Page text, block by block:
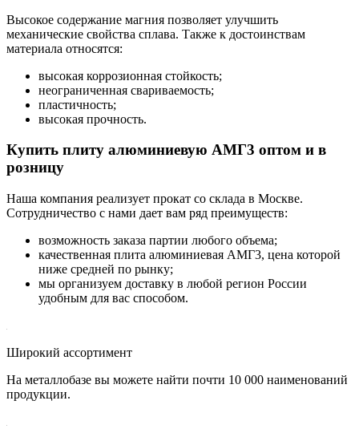
Высокое содержание магния позволяет улучшить
механические свойства сплава. Также к достоинствам
материала относятся:
высокая коррозионная стойкость;
неограниченная свариваемость;
пластичность;
высокая прочность.
Купить плиту алюминиевую АМГ3 оптом и в
розницу
Наша компания реализует прокат со склада в Москве.
Сотрудничество с нами дает вам ряд преимуществ:
возможность заказа партии любого объема;
качественная плита алюминиевая АМГ3, цена которой
ниже средней по рынку;
мы организуем доставку в любой регион России
удобным для вас способом.
Широкий ассортимент
На металлобазе вы можете найти почти 10 000 наименований
продукции.